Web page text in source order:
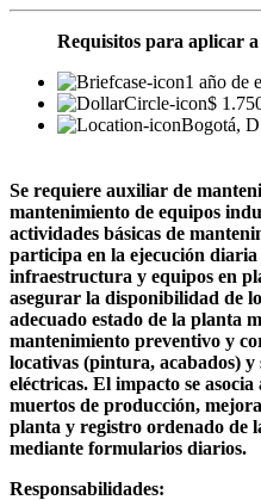
Requisitos para aplicar
1 año de
$
Bogotá,
Se requiere auxiliar de
mantenimiento de equipos
actividades básicas de
participa en la ejecución diaria
infraestructura y equipos en
asegurar la disponibilidad de
adecuado estado de la planta
mantenimiento preventivo y
locativas (pintura, acabados) y
eléctricas. El impacto se
muertos de producción,
planta y registro ordenado de
mediante formularios diarios.
Responsabilidades: